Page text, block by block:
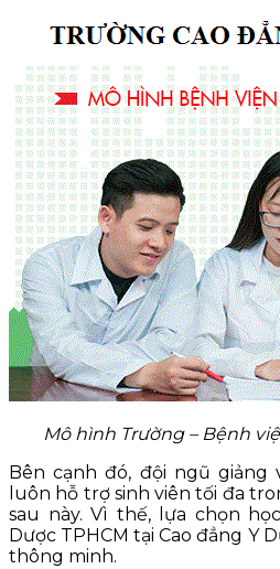
Mô hình Trường – Bệnh
Bên cạnh đó, đội ngũ giảng
luôn hỗ trợ sinh viên tối đa
sau này. Vì thế, lựa chọn
Dược TPHCM tại Cao đẳng Y
thông minh.